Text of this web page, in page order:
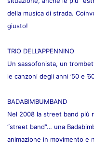
della musica di strada.
giusto!
TRIO DELL’APPENNINO
Un sassofonista, un
le canzoni degli anni ’50 e
BADABIMBUMBAND
Nel 2008 la street band più
“street band”… una
animazione in movimento e